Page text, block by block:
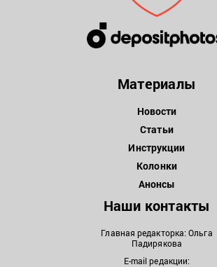
Материалы
Новости
Статьи
Инструкции
Колонки
Анонсы
Наши контакты
Главная редакторка: Ольга
Падирякова
E-mail редакции: